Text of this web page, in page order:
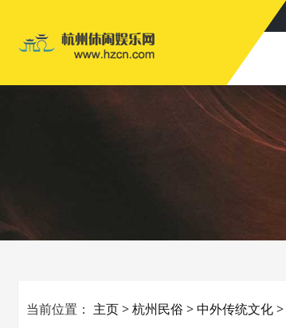
当前位置： 主页>杭州民俗 >中外传统文化>